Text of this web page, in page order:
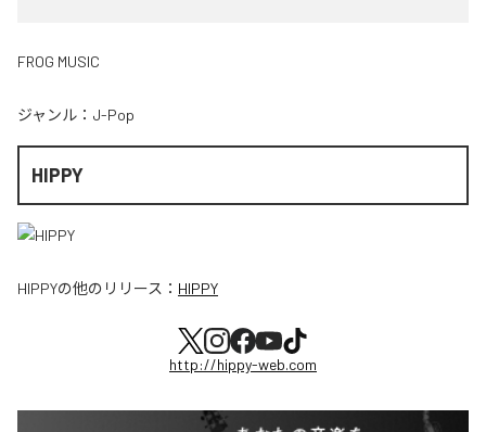
FROG MUSIC
ジャンル： J-Pop
HIPPY
HIPPYの他のリリース： HIPPY
http://hippy-web.com